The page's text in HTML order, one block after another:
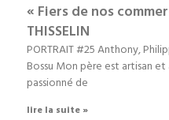
« Fiers de nos
THISSELIN
PORTRAIT #25 Anthony,
Bossu Mon père est artisan et
passionné de
lire la suite »